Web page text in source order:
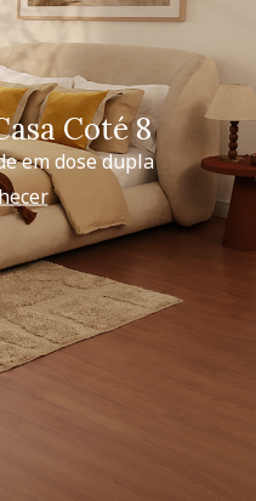
Coté 8
em dose dupla